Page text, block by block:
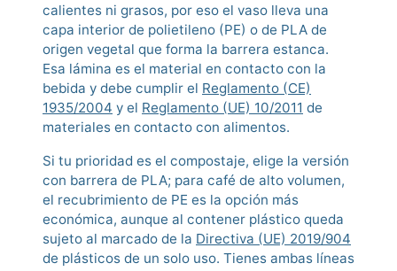
calientes ni grasos, por eso el vaso lleva una
capa interior de polietileno (PE) o de PLA de
origen vegetal que forma la barrera estanca.
Esa lámina es el material en contacto con la
bebida y debe cumplir el Reglamento (CE)
1935/2004 y el Reglamento (UE) 10/2011 de
materiales en contacto con alimentos.
Si tu prioridad es el compostaje, elige la versión
con barrera de PLA; para café de alto volumen,
el recubrimiento de PE es la opción más
económica, aunque al contener plástico queda
sujeto al marcado de la Directiva (UE) 2019/904
de plásticos de un solo uso. Tienes ambas líneas